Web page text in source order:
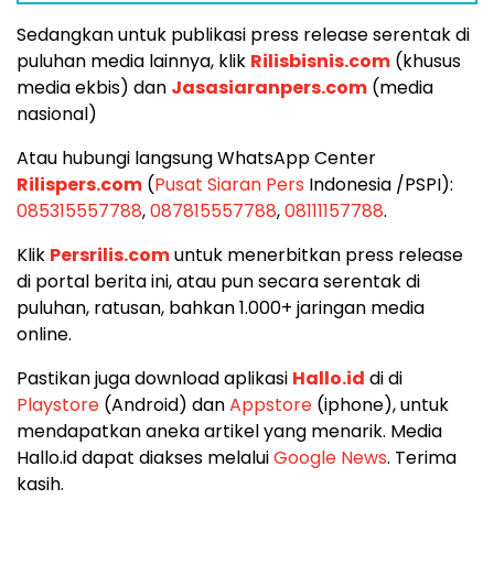
Sedangkan untuk publikasi press release serentak di
puluhan media lainnya, klik Rilisbisnis.com (khusus
media ekbis) dan Jasasiaranpers.com (media
nasional)
Atau hubungi langsung WhatsApp Center
Rilispers.com (Pusat Siaran Pers Indonesia /PSPI):
085315557788,087815557788,08111157788.
Klik Persrilis.comuntuk menerbitkan press release
di portal berita ini, atau pun secara serentak di
puluhan, ratusan, bahkan 1.000+ jaringan media
online.
Pastikan juga download aplikasi Hallo.id di di
Playstore (Android) danAppstore (iphone), untuk
mendapatkan aneka artikel yang menarik. Media
Hallo.id dapat diakses melaluiGoogle News. Terima
kasih.